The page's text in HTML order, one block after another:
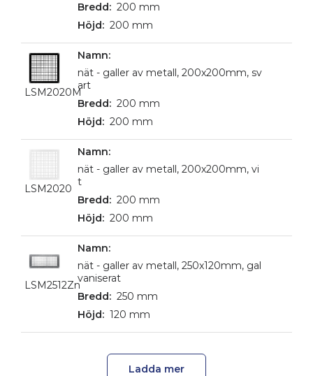
200 mm
200 mm
LSM2020M
nät - galler av metall, 200x200mm, sv
art
200 mm
200 mm
LSM2020
nät - galler av metall, 200x200mm, vi
t
200 mm
200 mm
LSM2512Zn
nät - galler av metall, 250x120mm, gal
vaniserat
250 mm
120 mm
Ladda mer